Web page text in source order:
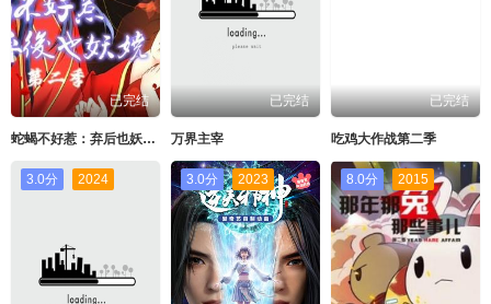
已完结
蛇蝎不好惹：弃后也妖娆动态漫画第二季
已完结
万界主宰
已完结
吃鸡大作战第二季
3.0分 2024 3.0分 2023 8.0分 2015